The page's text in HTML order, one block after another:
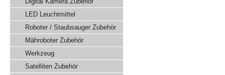
LED Leuchtmittel
Roboter / Staubsauger Zubehör
Mähroboter Zubehör
Werkzeug
Satelliten Zubehör